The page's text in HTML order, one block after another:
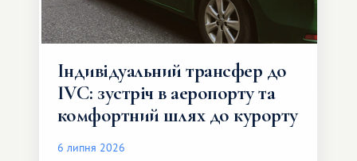
Індивідуальний трансфер до
IVC: зустріч в аеропорту та
комфортний шлях до курорту
6 липня 2026